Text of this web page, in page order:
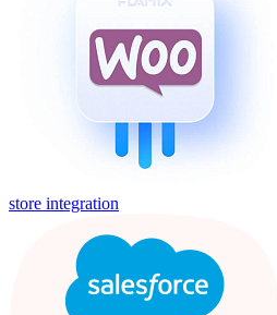
store integration